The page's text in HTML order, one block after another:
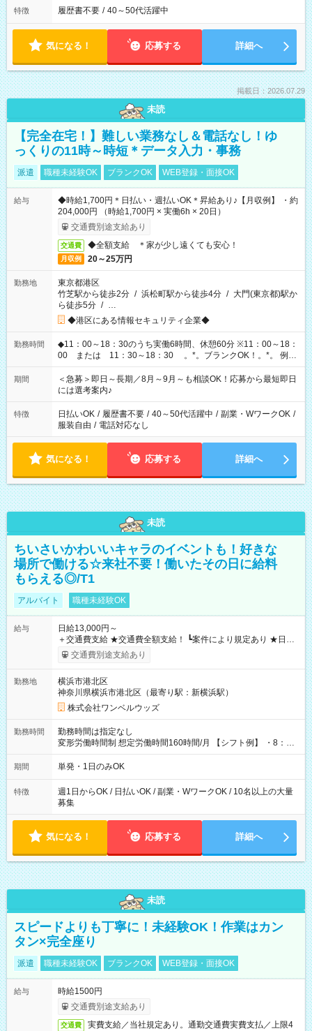
特徴 履歴書不要 / 40～50代活躍中
気になる！ 応募する 詳細へ
掲載日：2026.07.29
未読
【完全在宅！】難しい業務なし＆電話なし！ゆ
っくりの11時～時短＊データ入力・事務
派遣 職種未経験OK ブランクOK WEB登録・面接OK
給与
◆時給1,700円＊日払い・週払いOK＊昇給あり♪【月収例】 ・約
204,000円 （時給1,700円 × 実働6h × 20日）
交通費別途支給あり
交通費 ◆全額支給 ＊家が少し遠くても安心！
月収例 20～25万円
勤務地
東京都港区
竹芝駅から徒歩2分 / 浜松町駅から徒歩4分 / 大門(東京都)駅か
ら徒歩5分 / …
◆港区にある情報セキュリティ企業◆
勤務時間
◆11：00～18：30のうち実働6時間、休憩60分 ※11：00～18：
00 または 11：30～18：30 。*。ブランクOK！。*。 例え
ば前職が、 在宅/財団法人/事務/コールセンター/受付/販売/カフェ
スタッフ スイーツ販売/ホテルフロント/化粧品販売/など 様々な
業界から入社して活躍されています♪
期間
＜急募＞即日～長期／8月～9月～も相談OK！応募から最短即日
には選考案内♪
特徴 日払いOK / 履歴書不要 / 40～50代活躍中 / 副業・WワークOK /
服装自由 / 電話対応なし
気になる！ 応募する 詳細へ
未読
ちいさいかわいいキャラのイベントも！好きな
場所で働ける☆来社不要！働いたその日に給料
もらえる◎/T1
アルバイト 職種未経験OK
給与
日給13,000円～
＋交通費支給 ★交通費全額支給！ ┗案件により規定あり ★日払
いOK！（規定あり） ┗働いたその日に現金GET♪ お仕事後はコ
ンビニATMから 日払い分を引き落とせます！ 【試用期間】試
交通費別途支給あり
勤務地
横浜市港北区
神奈川県横浜市港北区（最寄り駅：新横浜駅）
株式会社ワンベルウッズ
勤務時間
勤務時間は指定なし
変形労働時間制 想定労働時間160時間/月 【シフト例】 ・8：00
～21：00
期間 単発・1日のみOK
特徴
週1日からOK / 日払いOK / 副業・WワークOK / 10名以上の大量
募集
気になる！ 応募する 詳細へ
未読
スピードよりも丁寧に！未経験OK！作業はカン
タン×完全座り
派遣 職種未経験OK ブランクOK WEB登録・面接OK
給与
時給1500円
交通費別途支給あり
交通費
実費支給／当社規定あり。通勤交通費実費支払／上限4